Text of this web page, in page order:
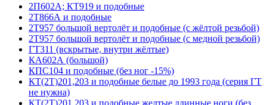
2П602А; КТ919 и подобные
2Т866А и подобные
2Т957 большой вертолёт и подобные (с жёлтой резьбой)
2Т957 большой вертолёт и подобные (с медной резьбой)
ГТ311 (вскрытые, внутри жёлтые)
КА602А (большой)
КПС104 и подобные (без ног -15%)
КТ(2Т)201,203 и подобные белые до 1993 года (серия ГТ
не нужна)
КТ(2Т)201,203 и подобные желтые длинные ноги (без